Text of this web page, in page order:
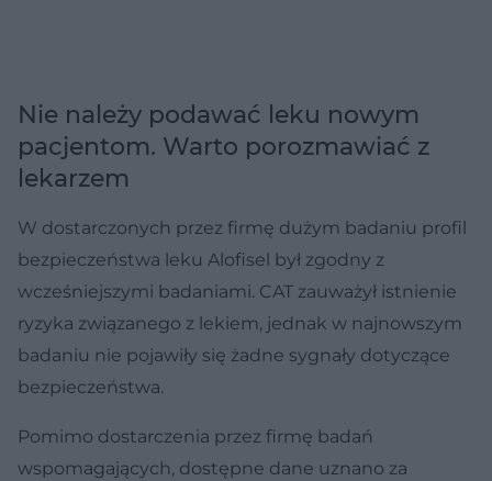
Nie należy podawać leku nowym
pacjentom. Warto porozmawiać z
lekarzem
W dostarczonych przez firmę dużym badaniu profil
bezpieczeństwa leku Alofisel był zgodny z
wcześniejszymi badaniami. CAT zauważył istnienie
ryzyka związanego z lekiem, jednak w najnowszym
badaniu nie pojawiły się żadne sygnały dotyczące
bezpieczeństwa.
Pomimo dostarczenia przez firmę badań
wspomagających, dostępne dane uznano za